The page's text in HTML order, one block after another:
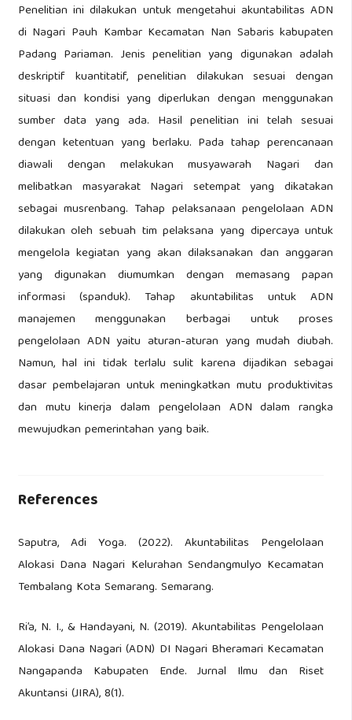
Penelitian ini dilakukan untuk mengetahui akuntabilitas ADN
di Nagari Pauh Kambar Kecamatan Nan Sabaris kabupaten
Padang Pariaman. Jenis penelitian yang digunakan adalah
deskriptif kuantitatif, penelitian dilakukan sesuai dengan
situasi dan kondisi yang diperlukan dengan menggunakan
sumber data yang ada. Hasil penelitian ini telah sesuai
dengan ketentuan yang berlaku. Pada tahap perencanaan
diawali dengan melakukan musyawarah Nagari dan
melibatkan masyarakat Nagari setempat yang dikatakan
sebagai musrenbang. Tahap pelaksanaan pengelolaan ADN
dilakukan oleh sebuah tim pelaksana yang dipercaya untuk
mengelola kegiatan yang akan dilaksanakan dan anggaran
yang digunakan diumumkan dengan memasang papan
informasi (spanduk). Tahap akuntabilitas untuk ADN
manajemen menggunakan berbagai untuk proses
pengelolaan ADN yaitu aturan-aturan yang mudah diubah.
Namun, hal ini tidak terlalu sulit karena dijadikan sebagai
dasar pembelajaran untuk meningkatkan mutu produktivitas
dan mutu kinerja dalam pengelolaan ADN dalam rangka
mewujudkan pemerintahan yang baik.
References
Saputra, Adi Yoga. (2022). Akuntabilitas Pengelolaan
Alokasi Dana Nagari Kelurahan Sendangmulyo Kecamatan
Tembalang Kota Semarang. Semarang.
Ri’a, N. I., & Handayani, N. (2019). Akuntabilitas Pengelolaan
Alokasi Dana Nagari (ADN) DI Nagari Bheramari Kecamatan
Nangapanda Kabupaten Ende. Jurnal Ilmu dan Riset
Akuntansi (JIRA), 8(1).